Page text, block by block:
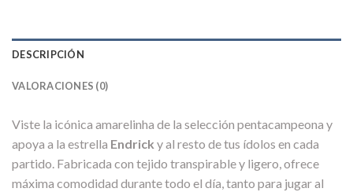
DESCRIPCIÓN
VALORACIONES (0)
Viste la icónica amarelinha de la selección pentacampeona y
apoya a la estrella Endrick y al resto de tus ídolos en cada
partido. Fabricada con tejido transpirable y ligero, ofrece
máxima comodidad durante todo el día, tanto para jugar al